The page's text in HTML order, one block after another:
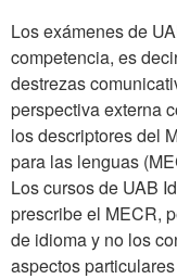
Los exámenes de
competencia, es
destrezas
perspectiva externa
los descriptores del
para las lenguas
Los cursos de UAB
prescribe el MECR,
de idioma y no los
aspectos